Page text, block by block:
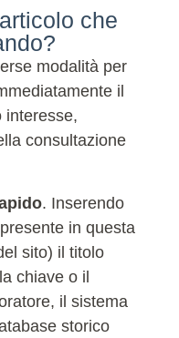
che
modalità per
il
interesse,
consultazione
. Inserendo
in questa
sito) il titolo
chiave o il
il sistema
storico